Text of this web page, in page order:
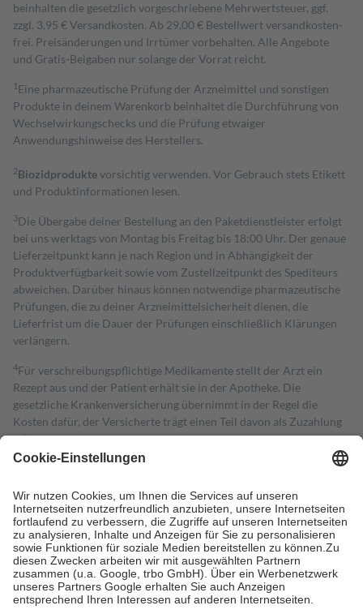
beinhalten die gesetzlich vorgeschriebene Mehrwertsteuer, ggf.
zzgl. 3,95 € Versandkosten. Ab 29,00 € Bestell­wert versand­kosten­
frei. Preisänderungen und Irrtümer vorbehalten. Alle Angebote
und Gratis-Beigaben nur solange der Vorrat reicht.
1 Eine pharmazeutische Prüfung der Arzneimittel und sonstigen
Produkte in deinem Warenkorb beinhaltet die Durchführung von
Wechselwirkungschecks und die Prüfung etwaiger
Anwendungshinweise des Herstellers.
2Biozidproduktevorsichtig verwenden. Vor Gebrauch stets Etikett
und Produktinformationen lesen.
3Die Übergabe deiner Bestellung an den Paketdienstleister erfolgt
bei uns werktags von Montag bis Freitag bis 18:00 Uhr. Der genaue
Lieferzeitpunkt kann je nach Region und in Abhängigkeit der
Produktverfügbarkeit sowie vom Zustellzeitpunkt des Spediteurs
abweichen. Darüber hinaus können notwendige pharmazeutische
Prüfungen, die zu deiner Arzneimittelsicherheit dienen, die
Lieferfrist um die Dauer der Prüfungen einschließlich Klärungen
verlängern.
4Für verschreibungspflichtige Medikamente stellt der Arzt ein
Rezept aus und der Patient erhält sie in der Apotheke. Die
gesetzliche Krankenversicherung übernimmt in der Regel die
Kosten dafür, der Versicherte trägt einen Teil davon als Zuzahlung
mit.
Grundsätzlich leisten Mitglieder Zuzahlungen in Höhe von zehn
höchstens zehn Euro.
Es sind jedoch nie mehr als die tatsächlichen
Kosten der Leistung zu entrichten.
Diese Regeln gelten grundsätzlich auch für Online-Apotheken.
Bei Heilmitteln und häuslicher Krankenpflege beträgt die
Zuzahlung zehn Prozent der Kosten sowie zehn Euro je
Verordnung.
Um das Engagement der Versicherten für ihre eigene Gesundheit zu
stärken und die besondere Stellung der Familie zu unterstützen,